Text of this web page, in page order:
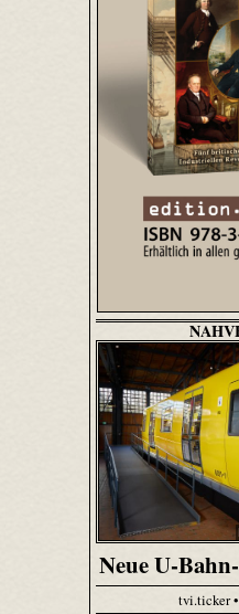
Neue U-
tvi.ticker